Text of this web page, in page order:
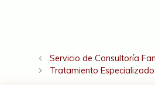
Servicio de Consultoría
Tratamiento